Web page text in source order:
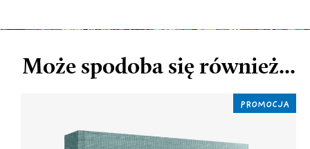
Może spodoba się również...
PROMOCJA